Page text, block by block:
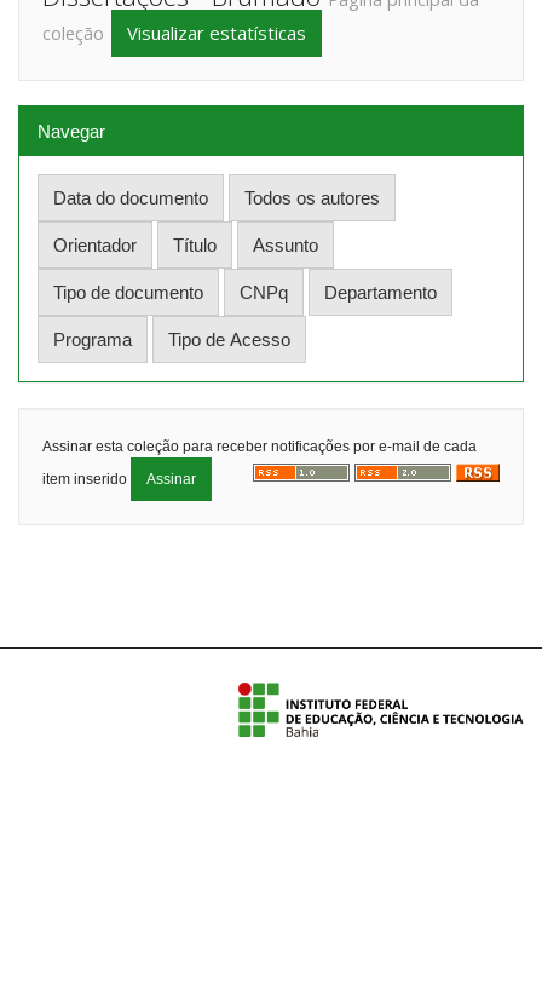
coleção
Visualizar estatísticas
Navegar
Assinar esta coleção para receber notificações por e-mail de cada
item inserido